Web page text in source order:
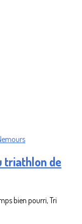
triathlon de
bien pourri, Tri